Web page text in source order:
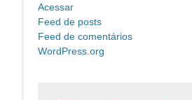
Acessar
Feed de posts
Feed de comentários
WordPress.org